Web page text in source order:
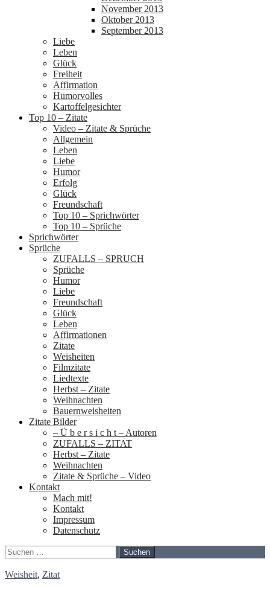
November 2013
Oktober 2013
September 2013
Liebe
Leben
Glück
Freiheit
Affirmation
Humorvolles
Kartoffelgesichter
Top 10 – Zitate
Video – Zitate & Sprüche
Allgemein
Leben
Liebe
Humor
Erfolg
Glück
Freundschaft
Top 10 – Sprichwörter
Top 10 – Sprüche
Sprichwörter
Sprüche
ZUFALLS – SPRUCH
Sprüche
Humor
Liebe
Freundschaft
Glück
Leben
Affirmationen
Zitate
Weisheiten
Filmzitate
Liedtexte
Herbst – Zitate
Weihnachten
Bauernweisheiten
Zitate Bilder
– Ü b e r s i c h t – Autoren
ZUFALLS – ZITAT
Herbst – Zitate
Weihnachten
Zitate & Sprüche – Video
Kontakt
Mach mit!
Kontakt
Impressum
Datenschutz
Suchen
nach:
Weisheit, Zitat